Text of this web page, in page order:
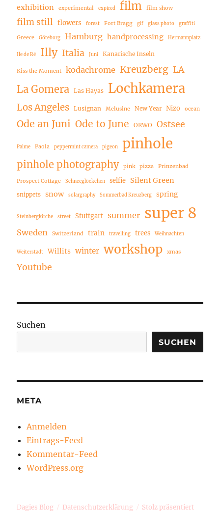
exhibition experimental expired film film show
film still flowers forest Fort Bragg gif glass photo graffiti
Greece Göteborg Hamburg handprocessing Hermannplatz
Ile de Ré Illy Italia Juni Kanarische Inseln
Kiss the Moment kodachrome Kreuzberg LA
La Gomera Las Hayas Lochkamera
Los Angeles Lusignan Melusine New Year Nizo ocean
Ode an Juni Ode to June ORWO Ostsee
Palme Paola peppermint camera pigeon pinhole
pinhole photography pink pizza Prinzenbad
Prospect Cottage Schneeglöckchen selfie Silent Green
snippets snow solargraphy Sommerbad Kreuzberg spring
Steinbergkirche street Stuttgart summer super 8
Sweden Switzerland train travelling trees Weihnachten
Weiterstadt Willits winter workshop xmas
Youtube
Suchen
SUCHEN
META
Anmelden
Eintrags-Feed
Kommentar-Feed
WordPress.org
Dagies Blog Datenschutzerklärung Stolz präsentiert